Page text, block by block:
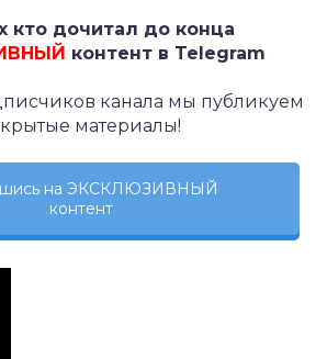
кто дочитал до конца
контент в Telegram
канала мы публикуем
материалы!
на ЭКСКЛЮЗИВНЫЙ
контент